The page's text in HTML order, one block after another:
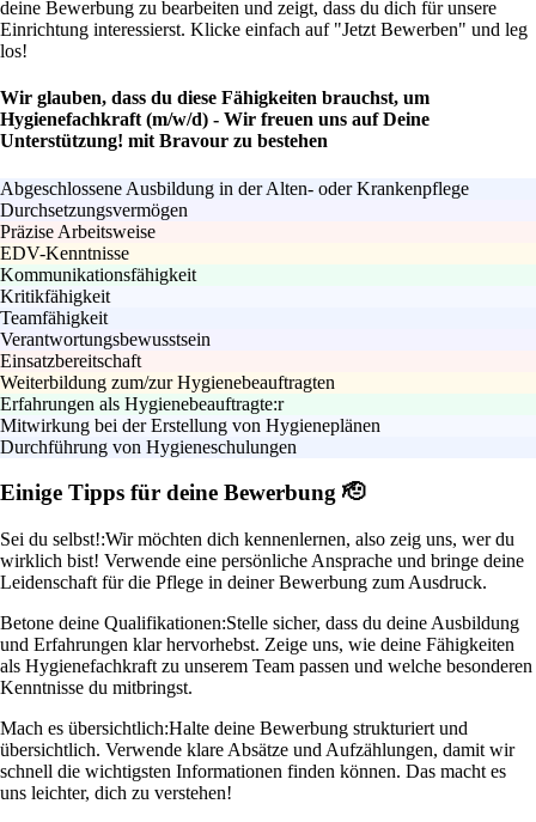
deine Bewerbung zu bearbeiten und zeigt, dass du dich für unsere
Einrichtung interessierst. Klicke einfach auf "Jetzt Bewerben" und leg
los!
Wir glauben, dass du diese Fähigkeiten brauchst, um
Hygienefachkraft (m/w/d) - Wir freuen uns auf Deine
Unterstützung! mit Bravour zu bestehen
Abgeschlossene Ausbildung in der Alten- oder Krankenpflege
Durchsetzungsvermögen
Präzise Arbeitsweise
EDV-Kenntnisse
Kommunikationsfähigkeit
Kritikfähigkeit
Teamfähigkeit
Verantwortungsbewusstsein
Einsatzbereitschaft
Weiterbildung zum/zur Hygienebeauftragten
Erfahrungen als Hygienebeauftragte:r
Mitwirkung bei der Erstellung von Hygieneplänen
Durchführung von Hygieneschulungen
Einige Tipps für deine Bewerbung 🫡
Sei du selbst!:Wir möchten dich kennenlernen, also zeig uns, wer du
wirklich bist! Verwende eine persönliche Ansprache und bringe deine
Leidenschaft für die Pflege in deiner Bewerbung zum Ausdruck.
Betone deine Qualifikationen:Stelle sicher, dass du deine Ausbildung
und Erfahrungen klar hervorhebst. Zeige uns, wie deine Fähigkeiten
als Hygienefachkraft zu unserem Team passen und welche besonderen
Kenntnisse du mitbringst.
Mach es übersichtlich:Halte deine Bewerbung strukturiert und
übersichtlich. Verwende klare Absätze und Aufzählungen, damit wir
schnell die wichtigsten Informationen finden können. Das macht es
uns leichter, dich zu verstehen!